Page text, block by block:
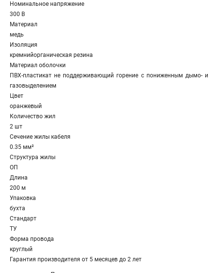
Номинальное напряжение
300 В
Материал
медь
Изоляция
кремнийорганическая резина
Материал оболочки
ПВХ-пластикат не поддерживающий горение с пониженным дымо- и
газовыделением
Цвет
оранжевый
Количество жил
2 шт
Сечение жилы кабеля
0.35 мм²
Структура жилы
ОП
Длина
200 м
Упаковка
бухта
Стандарт
ТУ
Форма провода
круглый
Гарантия производителя от 5 месяцев до 2 лет